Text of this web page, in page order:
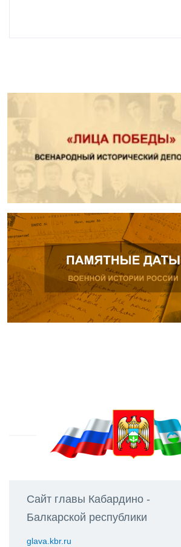
Сайт главы Кабардино -
Балкарской республики
glava.kbr.ru